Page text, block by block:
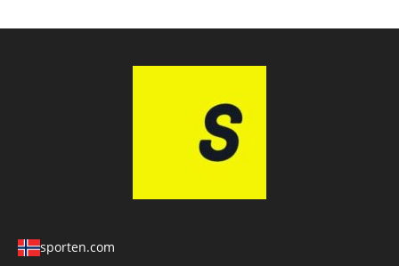
sporten.com